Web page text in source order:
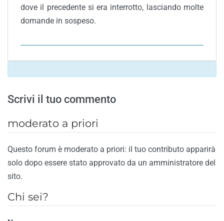
dove il precedente si era interrotto, lasciando molte
domande in sospeso.
Scrivi il tuo commento
moderato a priori
Questo forum è moderato a priori: il tuo contributo apparirà
solo dopo essere stato approvato da un amministratore del
sito.
Chi sei?